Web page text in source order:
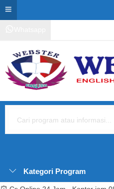
Kategori Program